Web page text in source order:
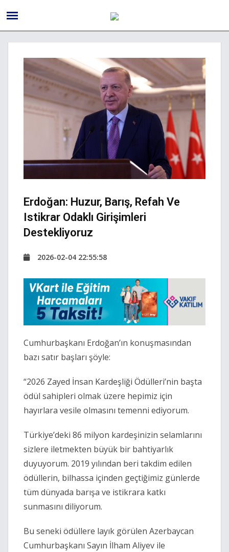
Erdoğan: Huzur, Barış, Refah Ve
Istikrar Odaklı Girişimleri
Destekliyoruz
2026-02-04 22:55:58
Cumhurbaşkanı Erdoğan’ın konuşmasından
bazı satır başları şöyle:
“2026 Zayed İnsan Kardeşliği Ödülleri’nin başta
ödül sahipleri olmak üzere hepimiz için
hayırlara vesile olmasını temenni ediyorum.
Türkiye’deki 86 milyon kardeşinizin selamlarını
sizlere iletmekten büyük bir bahtiyarlık
duyuyorum. 2019 yılından beri takdim edilen
ödüllerin, bilhassa içinden geçtiğimiz günlerde
tüm dünyada barışa ve istikrara katkı
sunmasını diliyorum.
Bu seneki ödüllere layık görülen Azerbaycan
Cumhurbaşkanı Sayın İlham Aliyev ile